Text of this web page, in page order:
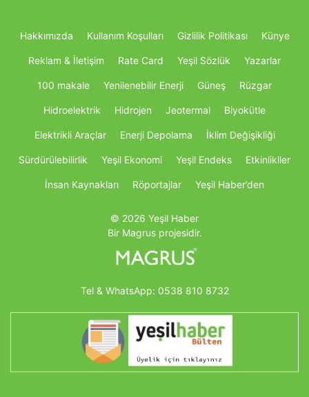
Hakkımızda Kullanım Koşulları Gizlilik Politikası Künye
Reklam & İletişim Rate Card Yeşil Sözlük Yazarlar
100 makale Yenilenebilir Enerji Güneş Rüzgar
Hidroelektrik Hidrojen Jeotermal Biyokütle
Elektrikli Araçlar Enerji Depolama İklim Değişikliği
Sürdürülebilirlik Yeşil Ekonomi Yeşil Endeks Etkinlikller
İnsan Kaynakları Röportajlar Yeşil Haber’den
© 2026 Yeşil Haber
Bir Magrus projesidir.
Tel & WhatsApp: 0538 810 8732